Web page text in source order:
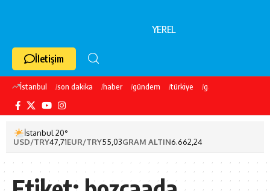
YEREL
İletişim
İstanbul son dakika haber gündem türkiye galatasaray
İstanbul 20°
USD/TRY47,71EUR/TRY55,03GRAM ALTIN6.662,24